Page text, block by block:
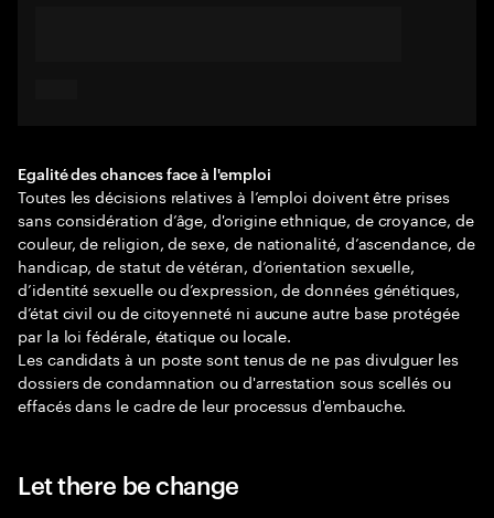
Egalité des chances face à l'emploi
Toutes les décisions relatives à l’emploi doivent être prises
sans considération d’âge, d'origine ethnique, de croyance, de
couleur, de religion, de sexe, de nationalité, d’ascendance, de
handicap, de statut de vétéran, d’orientation sexuelle,
d’identité sexuelle ou d’expression, de données génétiques,
d’état civil ou de citoyenneté ni aucune autre base protégée
par la loi fédérale, étatique ou locale.
Les candidats à un poste sont tenus de ne pas divulguer les
dossiers de condamnation ou d'arrestation sous scellés ou
effacés dans le cadre de leur processus d'embauche.
Let there be change